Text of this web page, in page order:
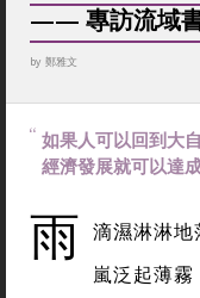
—— 專訪流域
by 鄭雅文
如果人可以回到大
經濟發展就可以達
雨 滴濕淋淋
嵐泛起薄